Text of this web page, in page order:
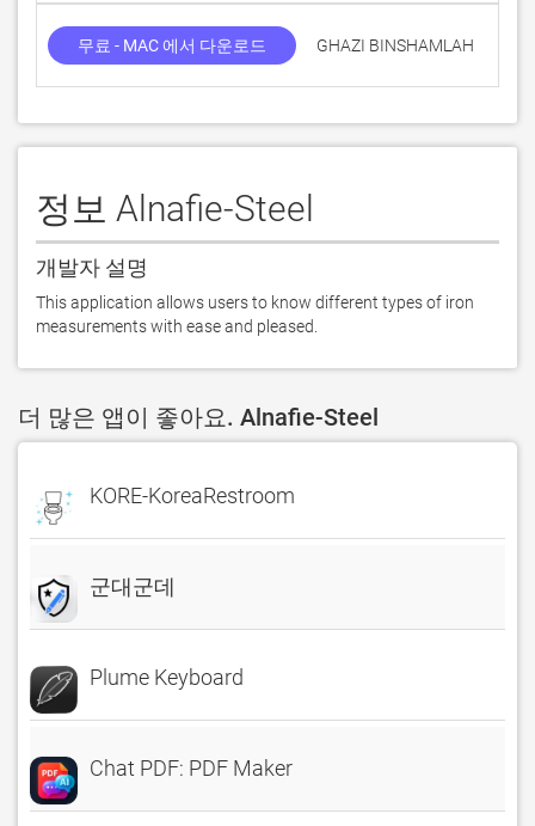
무료 - MAC 에서 다운로드 GHAZI BINSHAMLAH
정보 Alnafie-Steel
개발자 설명
This application allows users to know different types of iron
measurements with ease and pleased.
더 많은 앱이 좋아요. Alnafie-Steel
KORE-KoreaRestroom
군대군데
Plume Keyboard
Chat PDF: PDF Maker